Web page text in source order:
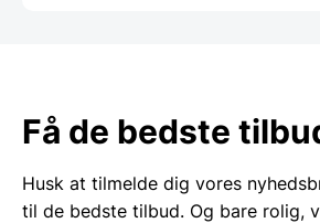
Få de bedste
Husk at tilmelde dig vores
til de bedste tilbud. Og bare rolig,